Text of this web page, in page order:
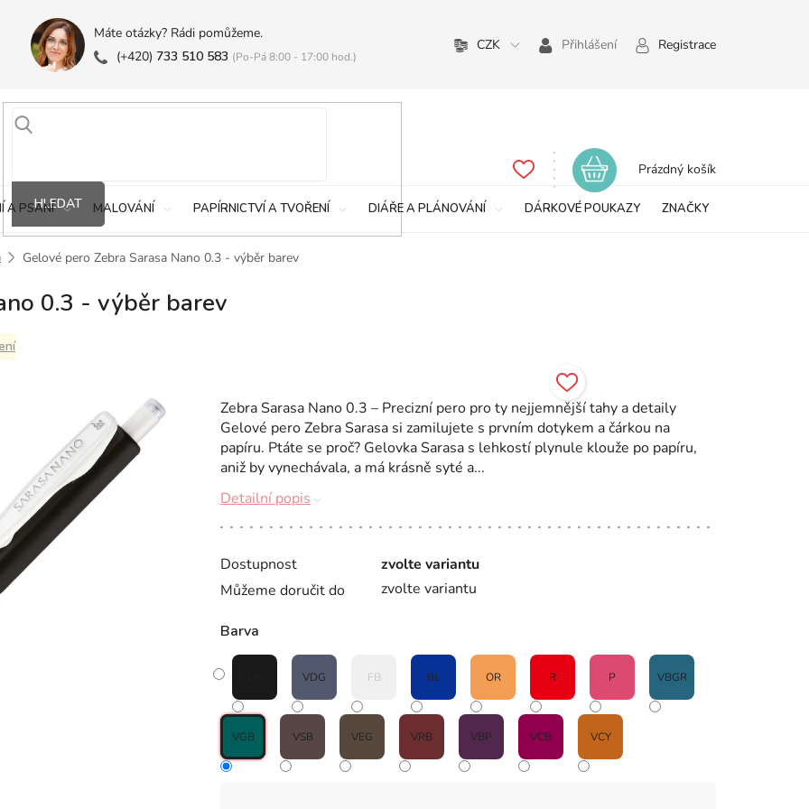
Máte otázky? Rádi pomůžeme.
(+420) 733 510 583 (Po-Pá 8:00 - 17:00 hod.)
CZK Přihlášení Registrace
HLEDAT
Nákupní
Prázdný košík
A PSANÍ MALOVÁNÍ PAPÍRNICTVÍ A TVOŘENÍ DIÁŘE A PLÁNOVÁNÍ DÁRKOVÉ POUKAZY ZNAČKY
Gelové pero Zebra Sarasa Nano 0.3 - výběr barev
0.3 - výběr barev
Dostupnost
zvolte variantu
Můžeme doručit do
zvolte variantu
Barva
VDG FB BL OR R P VBGR
VGB VSB VEG VRB VBP VCB VCY
Zebra Sarasa Nano 0.3 – Precizní pero pro ty nejjemnější tahy a detaily
Gelové pero Zebra Sarasa si zamilujete s prvním dotykem a čárkou na
papíru. Ptáte se proč? Gelovka Sarasa s lehkostí plynule klouže po papíru,
aniž by vynechávala, a má krásně syté a...
Detailní popis